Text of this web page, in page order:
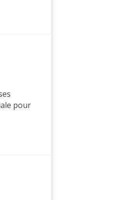
pour